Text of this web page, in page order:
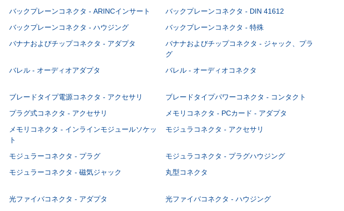
バックプレーンコネクタ - ARINCインサート
バックプレーンコネクタ - DIN 41612
バックプレーンコネクタ - ハウジング
バックプレーンコネクタ - 特殊
バナナおよびチップコネクタ - アダプタ
バナナおよびチップコネクタ - ジャック、プラ
グ
バレル - オーディオアダプタ バレル - オーディオコネクタ
ブレードタイプ電源コネクタ - アクセサリ
ブレードタイプパワーコネクタ - コンタクト
プラグ式コネクタ - アクセサリ
メモリコネクタ - PCカード - アダプタ
メモリコネクタ - インラインモジュールソケッ
ト
モジュラコネクタ - アクセサリ
モジュラーコネクタ - プラグ
モジュラコネクタ - プラグハウジング
モジュラーコネクタ - 磁気ジャック 丸型コネクタ
光ファイバコネクタ - アダプタ
光ファイバコネクタ - ハウジング